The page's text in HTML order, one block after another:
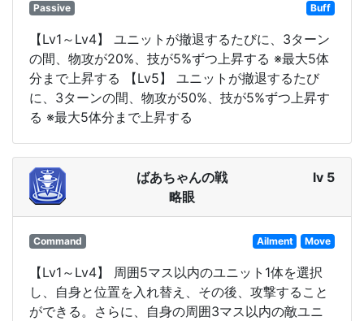
Passive Buff
【Lv1～Lv4】 ユニットが撤退するたびに、3ターン
の間、物攻が20%、技が5%ずつ上昇する ※最大5体
分まで上昇する 【Lv5】 ユニットが撤退するたび
に、3ターンの間、物攻が50%、技が5%ずつ上昇す
る ※最大5体分まで上昇する
ばあちゃんの戦
略眼
lv 5
Command Ailment Move
【Lv1～Lv4】 周囲5マス以内のユニット1体を選択
し、自身と位置を入れ替え、その後、攻撃すること
ができる。さらに、自身の周囲3マス以内の敵ユニ